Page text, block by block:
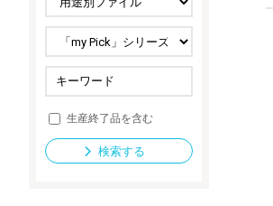
防災・
セキュリティ用品
法人向け製品
導入事例
生産終了品を含む
検索する